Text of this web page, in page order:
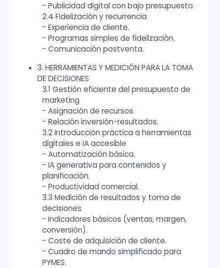
- Publicidad digital con bajo presupuesto.
2.4 Fidelización y recurrencia
- Experiencia de cliente.
- Programas simples de fidelización.
- Comunicación postventa.
3. HERRAMIENTAS Y MEDICIÓN PARA LA TOMA
DE DECISIONES
3.1 Gestión eficiente del presupuesto de
marketing
- Asignación de recursos.
- Relación inversión-resultados.
3.2 Introducción práctica a herramientas
digitales e IA accesible
- Automatización básica.
- IA generativa para contenidos y
planificación.
- Productividad comercial.
3.3 Medición de resultados y toma de
decisiones
- Indicadores básicos (ventas, margen,
conversión).
- Coste de adquisición de cliente.
- Cuadro de mando simplificado para
PYMES.